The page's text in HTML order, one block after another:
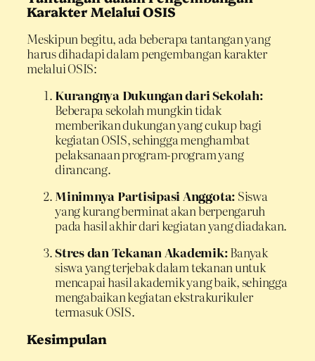
Karakter Melalui OSIS
Meskipun begitu, ada beberapa tantangan yang
harus dihadapi dalam pengembangan karakter
melalui OSIS:
Kurangnya Dukungan dari Sekolah:
Beberapa sekolah mungkin tidak
memberikan dukungan yang cukup bagi
kegiatan OSIS, sehingga menghambat
pelaksanaan program-program yang
dirancang.
Minimnya Partisipasi Anggota: Siswa
yang kurang berminat akan berpengaruh
pada hasil akhir dari kegiatan yang diadakan.
Stres dan Tekanan Akademik:Banyak
siswa yang terjebak dalam tekanan untuk
mencapai hasil akademik yang baik, sehingga
mengabaikan kegiatan ekstrakurikuler
termasuk OSIS.
Kesimpulan